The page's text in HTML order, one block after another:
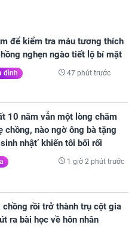
để kiểm tra máu tương thích
nghẹn ngào tiết lộ bí mật
đình 47 phút trước
10 năm vẫn một lòng chăm
chồng, nào ngờ ông bà tặng
nhật’ khiến tôi bối rối
1 giờ 2 phút trước
chồng rồi trở thành trụ cột gia
ra bài học về hôn nhân